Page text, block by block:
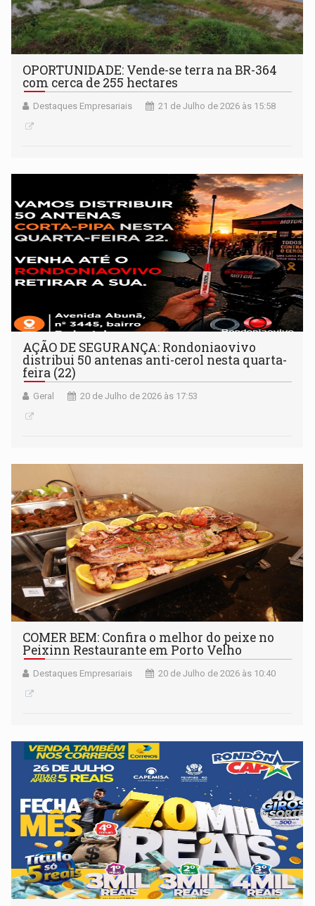
OPORTUNIDADE: Vende-se terra na BR-364
com cerca de 255 hectares
Destaques Empresariais 21 de Julho de 2026 às 15:58
AÇÃO DE SEGURANÇA: Rondoniaovivo
distribui 50 antenas anti-cerol nesta quarta-
feira (22)
Geral 20 de Julho de 2026 às 17:53
COMER BEM: Confira o melhor do peixe no
Peixinn Restaurante em Porto Velho
Destaques Empresariais 20 de Julho de 2026 às 10:40